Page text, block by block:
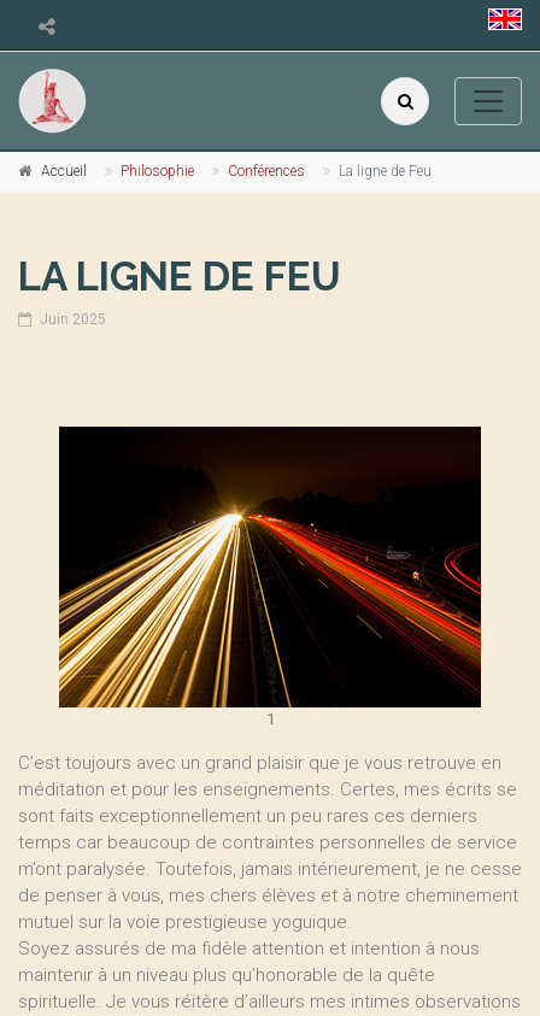
Accueil Philosophie Conférences La ligne de Feu
LA LIGNE DE FEU
Juin 2025
1
C’est toujours avec un grand plaisir que je vous retrouve en
méditation et pour les enseignements. Certes, mes écrits se
sont faits exceptionnellement un peu rares ces derniers
temps car beaucoup de contraintes personnelles de service
m’ont paralysée. Toutefois, jamais intérieurement, je ne cesse
de penser à vous, mes chers élèves et à notre cheminement
mutuel sur la voie prestigieuse yoguique.
Soyez assurés de ma fidèle attention et intention à nous
maintenir à un niveau plus qu’honorable de la quête
spirituelle. Je vous réitère d’ailleurs mes intimes observations